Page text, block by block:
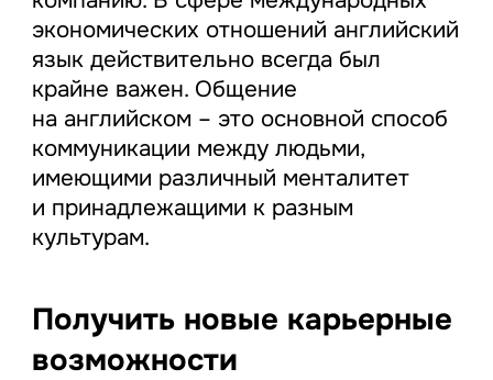
экономических отношений английский
язык действительно всегда был
крайне важен. Общение
на английском – это основной способ
коммуникации между людьми,
имеющими различный менталитет
и принадлежащими к разным
культурам.
Получить новые карьерные
возможности